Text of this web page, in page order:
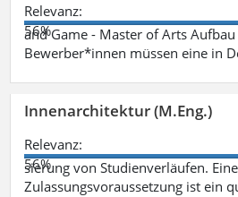
Relevanz:
56%
and Game - Master of Arts
Bewerber*innen müssen eine in
Innenarchitektur (M.Eng.)
Relevanz:
56%
sierung von Studienverläufen.
Zulassungsvoraussetzung ist ein